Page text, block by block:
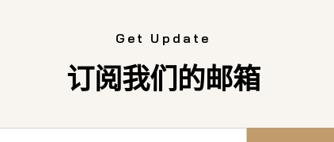
Get Update
订阅我们的邮箱